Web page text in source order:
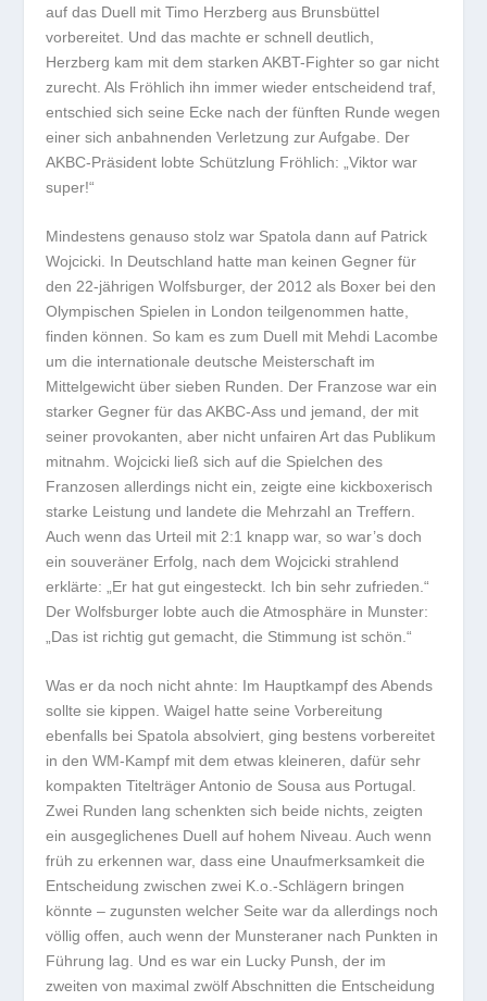
auf das Duell mit Timo Herzberg aus Brunsbüttel
vorbereitet. Und das machte er schnell deutlich,
Herzberg kam mit dem starken AKBT-Fighter so gar nicht
zurecht. Als Fröhlich ihn immer wieder entscheidend traf,
entschied sich seine Ecke nach der fünften Runde wegen
einer sich anbahnenden Verletzung zur Aufgabe. Der
AKBC-Präsident lobte Schützlung Fröhlich: „Viktor war
super!“
Mindestens genauso stolz war Spatola dann auf Patrick
Wojcicki. In Deutschland hatte man keinen Gegner für
den 22-jährigen Wolfsburger, der 2012 als Boxer bei den
Olympischen Spielen in London teilgenommen hatte,
finden können. So kam es zum Duell mit Mehdi Lacombe
um die internationale deutsche Meisterschaft im
Mittelgewicht über sieben Runden. Der Franzose war ein
starker Gegner für das AKBC-Ass und jemand, der mit
seiner provokanten, aber nicht unfairen Art das Publikum
mitnahm. Wojcicki ließ sich auf die Spielchen des
Franzosen allerdings nicht ein, zeigte eine kickboxerisch
starke Leistung und landete die Mehrzahl an Treffern.
Auch wenn das Urteil mit 2:1 knapp war, so war’s doch
ein souveräner Erfolg, nach dem Wojcicki strahlend
erklärte: „Er hat gut eingesteckt. Ich bin sehr zufrieden.“
Der Wolfsburger lobte auch die Atmosphäre in Munster:
„Das ist richtig gut gemacht, die Stimmung ist schön.“
Was er da noch nicht ahnte: Im Hauptkampf des Abends
sollte sie kippen. Waigel hatte seine Vorbereitung
ebenfalls bei Spatola absolviert, ging bestens vorbereitet
in den WM-Kampf mit dem etwas kleineren, dafür sehr
kompakten Titelträger Antonio de Sousa aus Portugal.
Zwei Runden lang schenkten sich beide nichts, zeigten
ein ausgeglichenes Duell auf hohem Niveau. Auch wenn
früh zu erkennen war, dass eine Unaufmerksamkeit die
Entscheidung zwischen zwei K.o.-Schlägern bringen
könnte – zugunsten welcher Seite war da allerdings noch
völlig offen, auch wenn der Munsteraner nach Punkten in
Führung lag. Und es war ein Lucky Punsh, der im
zweiten von maximal zwölf Abschnitten die Entscheidung